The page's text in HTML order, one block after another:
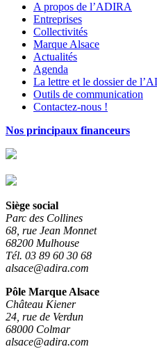
A propos de l’ADIRA
Entreprises
Collectivités
Marque Alsace
Actualités
Agenda
La lettre et le dossier de
Outils de communication
Contactez-nous !
Nos principaux financeurs
Siège social
Parc des Collines
68, rue Jean Monnet
68200 Mulhouse
Tél. 03 89 60 30 68
alsace@adira.com
Pôle Marque Alsace
Château Kiener
24, rue de Verdun
68000 Colmar
alsace@adira.com